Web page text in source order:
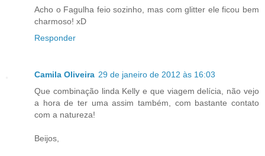
Acho o Fagulha feio sozinho, mas com glitter ele ficou bem
charmoso! xD
Responder
Camila Oliveira 29 de janeiro de 2012 às 16:03
Que combinação linda Kelly e que viagem delícia, não vejo
a hora de ter uma assim também, com bastante contato
com a natureza!
Beijos,